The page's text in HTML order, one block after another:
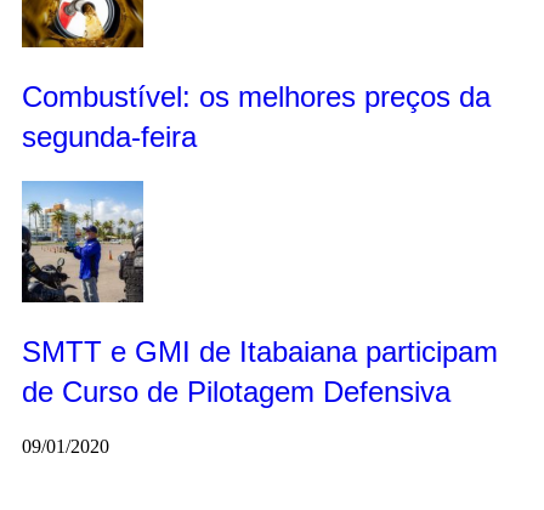
Combustível: os melhores preços da
segunda-feira
SMTT e GMI de Itabaiana participam
de Curso de Pilotagem Defensiva
09/01/2020